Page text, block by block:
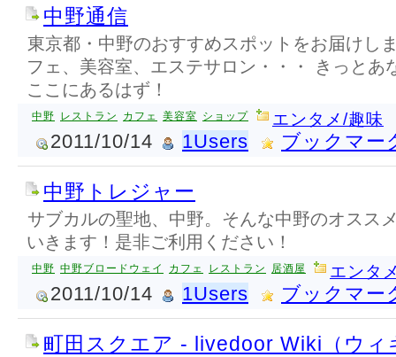
中野通信
東京都・中野のおすすめスポットをお届けし
フェ、美容室、エステサロン・・・ きっとあ
ここにあるはず！
中野 レストラン カフェ 美容室 ショップ エンタメ/趣味
2011/10/14 1Users ブックマー
中野トレジャー
サブカルの聖地、中野。そんな中野のオスス
いきます！是非ご利用ください！
中野 中野ブロードウェイ カフェ レストラン 居酒屋 エンタ
2011/10/14 1Users ブックマー
町田スクエア - livedoor Wiki（ウィ